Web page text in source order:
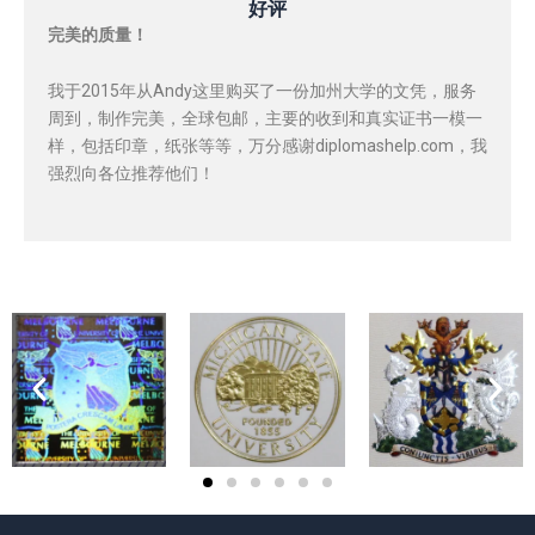
好评
完美的质量！
我于2015年从Andy这里购买了一份加州大学的文凭，服务
周到，制作完美，全球包邮，主要的收到和真实证书一模一
样，包括印章，纸张等等，万分感谢diplomashelp.com，我
强烈向各位推荐他们！